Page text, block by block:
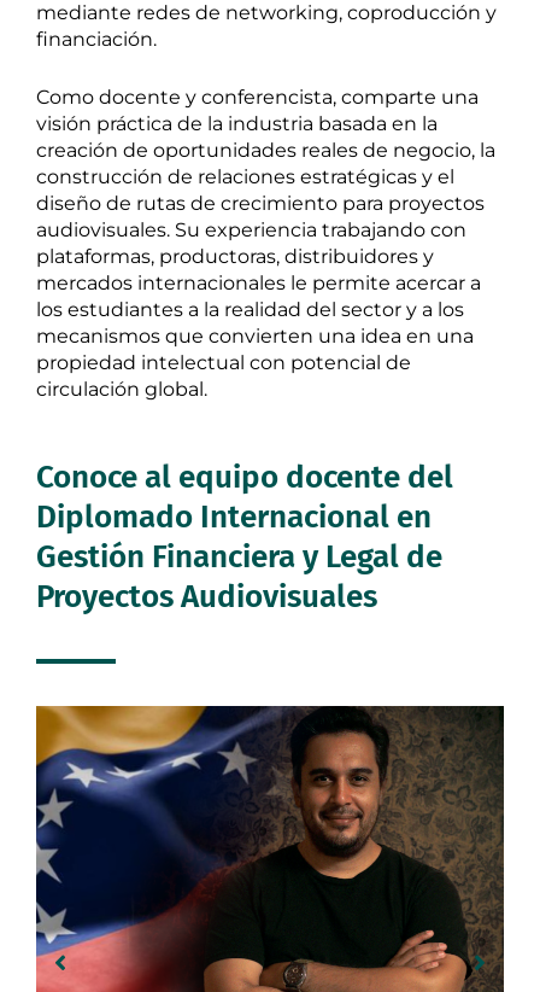
mediante redes de networking, coproducción y
financiación.
Como docente y conferencista, comparte una
visión práctica de la industria basada en la
creación de oportunidades reales de negocio, la
construcción de relaciones estratégicas y el
diseño de rutas de crecimiento para proyectos
audiovisuales. Su experiencia trabajando con
plataformas, productoras, distribuidores y
mercados internacionales le permite acercar a
los estudiantes a la realidad del sector y a los
mecanismos que convierten una idea en una
propiedad intelectual con potencial de
circulación global.
Conoce al equipo docente del
Diplomado Internacional en
Gestión Financiera y Legal de
Proyectos Audiovisuales